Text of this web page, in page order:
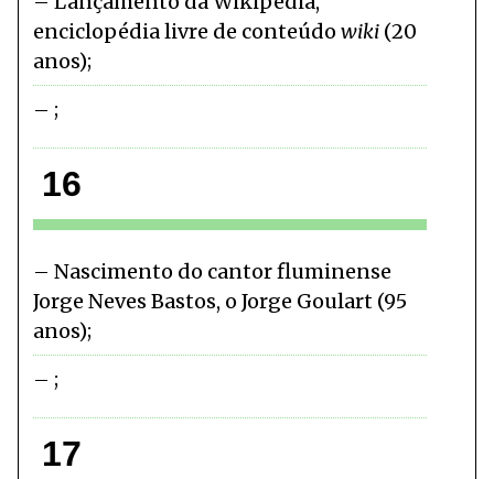
enciclopédia livre de conteúdo wiki (20
anos)
16
Nascimento do cantor fluminense
Jorge Neves Bastos, o Jorge Goulart (95
anos)
17